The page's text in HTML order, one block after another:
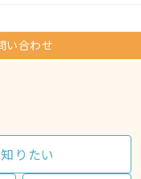
い合わせ
りたい